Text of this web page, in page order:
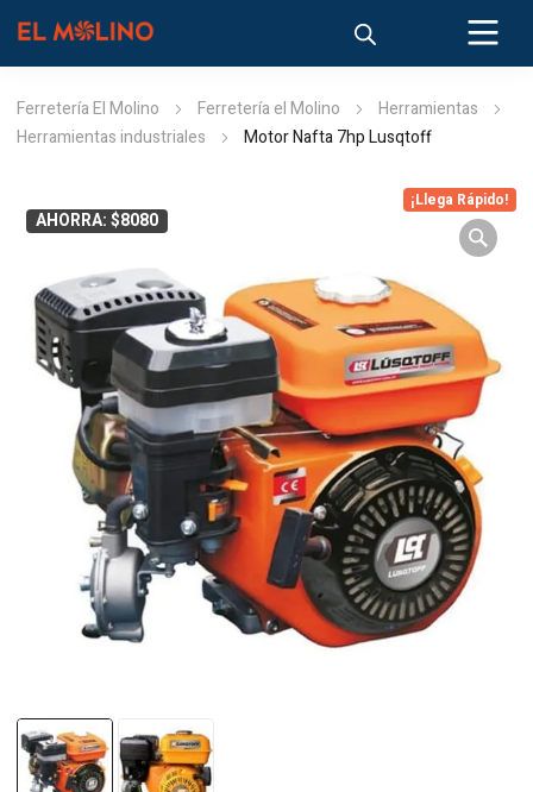
Ferretería El Molino Ferretería el Molino
Herramientas
Herramientas industriales
Motor Nafta 7hp Lusqtoff
AHORRA: $8080
¡Llega Rápido!